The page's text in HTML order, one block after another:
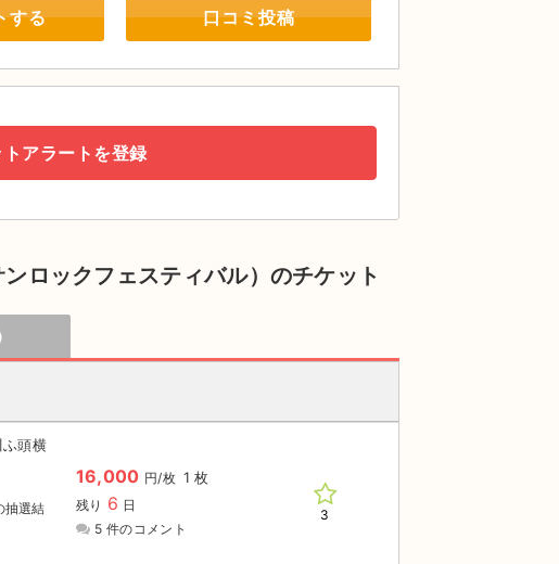
する 口コミ投稿
アラートを登録
ロックフェスティバル）のチケット
頭横
抽選結
16,000 円/枚 1 枚
残り 6 日
5 件のコメント
3